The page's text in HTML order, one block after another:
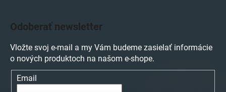
Odoberať newsletter
Vložte svoj e-mail a my Vám budeme zasielať informácie
o nových produktoch na našom e-shope.
Email